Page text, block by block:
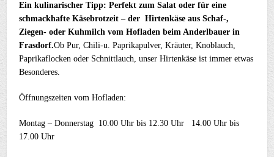
Ein kulinarischer Tipp: Perfekt zum Salat oder für eine
schmackhafte Käsebrotzeit – der Hirtenkäse aus Schaf-,
Ziegen- oder Kuhmilch vom Hofladen beim Anderlbauer in
Frasdorf.Ob Pur, Chili-u. Paprikapulver, Kräuter, Knoblauch,
Paprikaflocken oder Schnittlauch, unser Hirtenkäse ist immer etwas
Besonderes.
Öffnungszeiten vom Hofladen:
Montag – Donnerstag 10.00 Uhr bis 12.30 Uhr 14.00 Uhr bis
17.00 Uhr